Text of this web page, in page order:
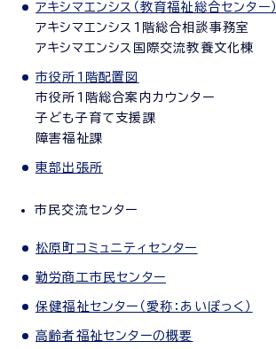
アキシマエンシス（教育福祉総合センター）
アキシマエンシス1階総合相談事務室
アキシマエンシス国際交流教養文化棟
市役所1階配置図
市役所1階総合案内カウンター
子ども子育て支援課
障害福祉課
東部出張所
市民交流センター
松原町コミュニティセンター
勤労商工市民センター
保健福祉センター（愛称：あいぽっく）
高齢者福祉センターの概要